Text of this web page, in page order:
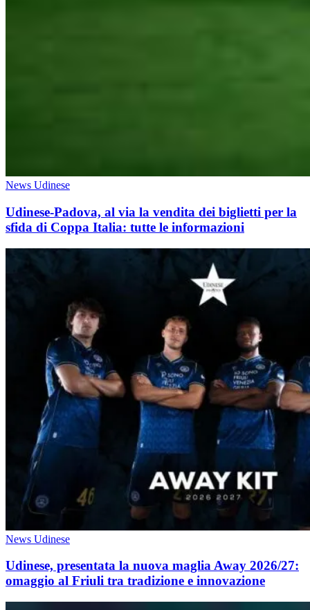
News Udinese
Udinese-Padova, al via la vendita dei biglietti per la
sfida di Coppa Italia: tutte le informazioni
News Udinese
Udinese, presentata la nuova maglia Away 2026/27:
omaggio al Friuli tra tradizione e innovazione